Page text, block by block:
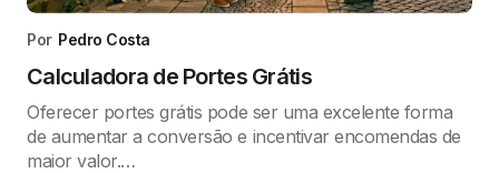
Por Pedro Costa
Calculadora de Portes Grátis
Oferecer portes grátis pode ser uma excelente forma
de aumentar a conversão e incentivar encomendas de
maior valor.…